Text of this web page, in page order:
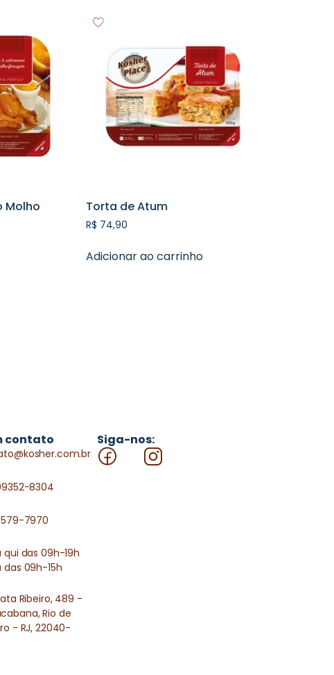
Molho
Torta de Atum
R$ 74,90
Adicionar ao carrinho
contato
8304
7970
qui das 09h-19h
das 09h-15h
Ribeiro, 489 -
Rio de
- RJ, 22040-
Siga-nos: